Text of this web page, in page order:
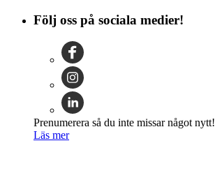
Följ oss på sociala medier!
Prenumerera så du inte missar något nytt!
Läs mer